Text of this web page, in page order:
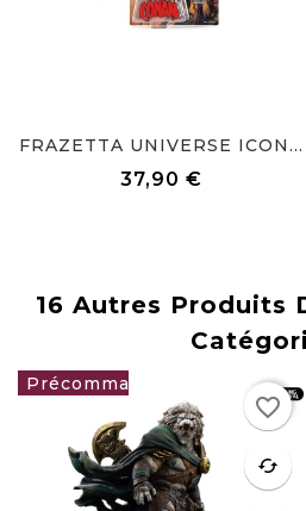
FRAZETTA UNIVERSE ICON...
37,90 €
16 Autres Produits
favorite
cached
favorite_border